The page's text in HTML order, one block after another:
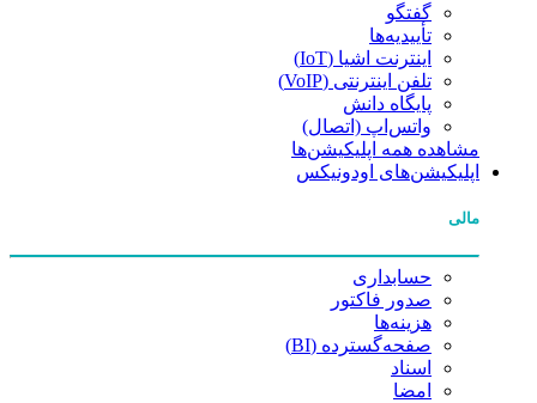
گفتگو
تأییدیه‌ها
اینترنت اشیا (IoT)
تلفن اینترنتی (VoIP)
پایگاه دانش
واتس‌اپ (اتصال)
مشاهده همه اپلیکیشن‌ها
اپلیکیشن‌های اودونیکس
مالی
حسابداری
صدور فاکتور
هزینه‌ها
صفحه‌گسترده (BI)
اسناد
امضا